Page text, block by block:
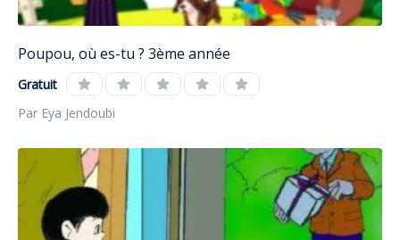
Poupou, où es-tu ? 3ème année
Gratuit
Par Eya Jendoubi